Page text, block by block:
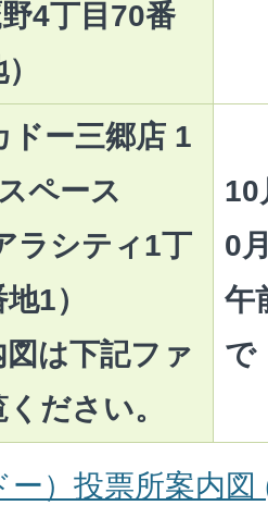
4丁目70番
ドー三郷店 1
ペース
ラシティ1丁
1）
は下記ファ
ださい。
10
0
午
で
ー）投票所案内